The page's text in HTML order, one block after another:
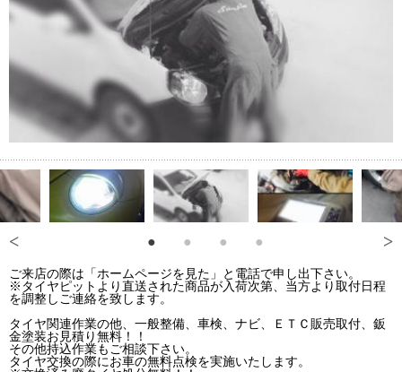
ご来店の際は「ホームページを見た」と電話で申し出下さい。
※タイヤピットより直送された商品が入荷次第、当方より取付日程
を調整しご連絡を致します。
タイヤ関連作業の他、一般整備、車検、ナビ、ＥＴＣ販売取付、鈑
金塗装お見積り無料！！
その他持込作業もご相談下さい。
タイヤ交換の際にお車の無料点検を実施いたします。